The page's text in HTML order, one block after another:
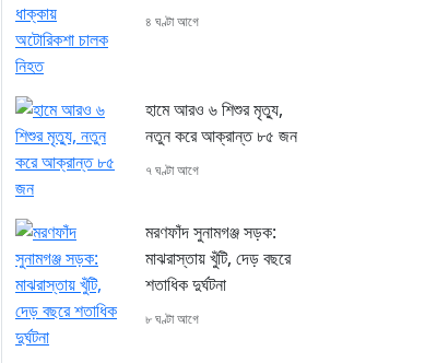
৪ ঘণ্টা আগে
হামে আরও ৬ শিশুর মৃত্যু,
নতুন করে আক্রান্ত ৮৫ জন
৭ ঘণ্টা আগে
মরণফাঁদ সুনামগঞ্জ সড়ক:
মাঝরাস্তায় খুঁটি, দেড় বছরে
শতাধিক দুর্ঘটনা
৮ ঘণ্টা আগে